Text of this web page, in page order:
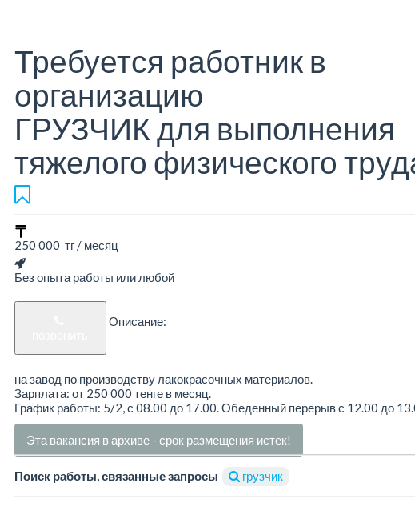
Требуется работник в
организацию
ГРУЗЧИК для выполнения
тяжелого физического
250 000 тг / месяц
Без опыта работы или любой
Описание:
на завод по производству лакокрасочных материалов.
Зарплата: от 250 000 тенге в месяц.
График работы: 5/2, с 08.00 до 17.00. Обеденный перерыв с 12.00 до
Эта вакансия в архиве - срок размещения истек!
Поиск работы, связанные запросы грузчик